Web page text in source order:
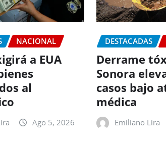
NACIONAL
a EUA
al
Ago 5, 2026
DESTACADAS
Derrame
Sonora
casos bajo
médica
Emiliano Lira